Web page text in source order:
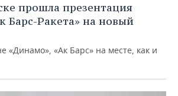
прошла презентация
Барс-Ракета» на новый
«Динамо», «Ак Барс» на месте, как и